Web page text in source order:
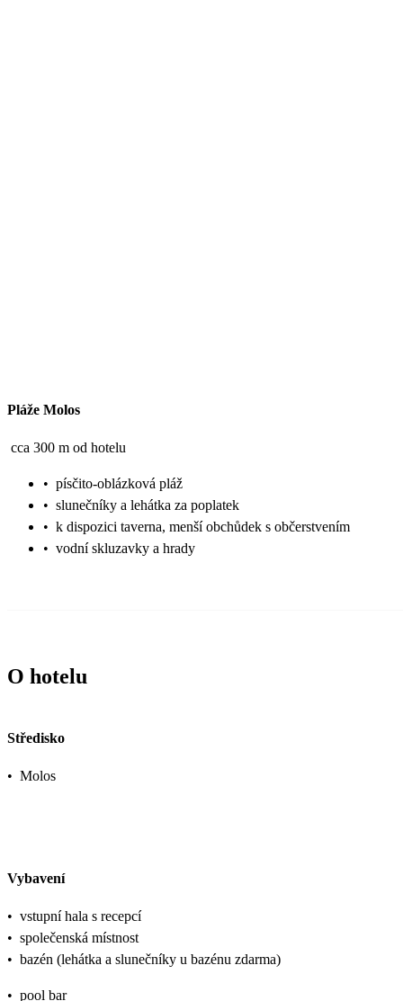
Pláže Molos
cca 300 m od hotelu
• písčito-oblázková pláž
• slunečníky a lehátka za poplatek
• k dispozici taverna, menší obchůdek s občerstvením
• vodní skluzavky a hrady
O hotelu
Středisko
• Molos
Vybavení
• vstupní hala s recepcí
• společenská místnost
• bazén (lehátka a slunečníky u bazénu zdarma)
• pool bar